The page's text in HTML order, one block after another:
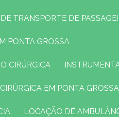
DE TRANSPORTE DE
PONTA GROSSA
CIRÚRGICA
EM PONTA GROSSA
LOCAÇÃO DE